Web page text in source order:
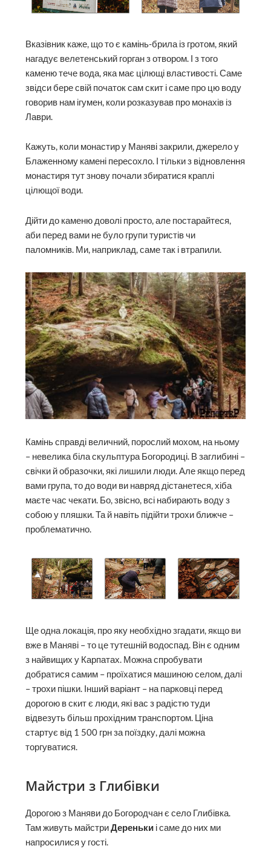
Вказівник каже, що то є камінь-брила із гротом, який
нагадує велетенський горган з отвором. І з того
каменю тече вода, яка має цілющі властивості. Саме
говорив нам ігумен, коли розказував про монахів із
Лаври.
Кажуть, коли монастир у Маняві закрили, джерело у
монастиря тут знову почали збиратися краплі
цілющої води.
аби перед вами не було групи туристів чи
паломників. Ми, наприклад, саме так і втрапили.
Камінь справді величний, порослий мохом, на ньому
– невелика біла скульптура Богородиці. В заглибині –
свічки й образочки, які лишили люди. Але якщо перед
вами група, то до води ви навряд дістанетеся, хіба
собою у пляшки. Та й навіть підійти трохи ближче –
проблематично.
Ще одна локація, про яку необхідно згадати, якщо ви
вже в Маняві – то це тутешній водоспад. Він є одним
з найвищих у Карпатах. Можна спробувати
добратися самим – проїхатися машиною селом, далі
– трохи пішки. Інший варіант – на парковці перед
дорогою в скит є люди, які вас з радістю туди
стартує від 1 500 грн за поїздку, далі можна
торгуватися.
Майстри з Глибівки